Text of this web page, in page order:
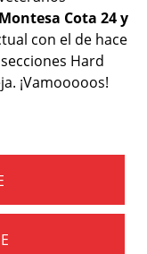
Montesa Cota 24 y
con el de hace
Hard
¡Vamooooos!